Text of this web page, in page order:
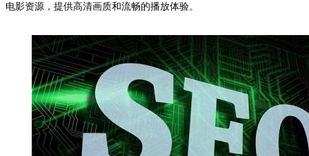
电影资源，提供高清画质和流畅的播放体验。